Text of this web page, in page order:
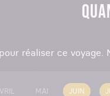
réaliser ce
MAI JUIN